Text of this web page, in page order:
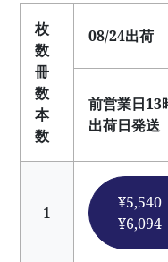
枚
数
冊
数
本
数
08/24出荷
前営業日
出荷日発送
1
¥5,540
¥6,094